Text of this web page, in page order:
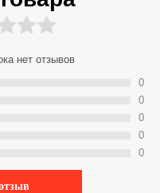
нет отзывов
0
0
0
0
0